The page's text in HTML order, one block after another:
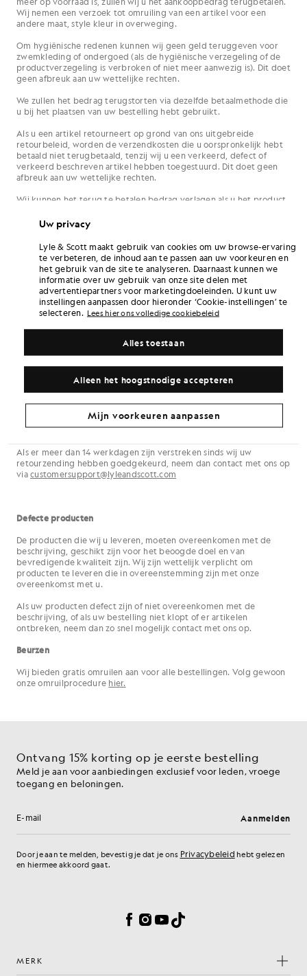
Wij nemen een verzoek tot omruiling van een artikel voor een
andere maat, style kleur in overweging.
Om hygiënische redenen kunnen wij geen geld teruggeven voor
zwemkleding of ondergoed (als de hygiënische verzegeling of de
productverzegeling is verbroken of niet meer aanwezig is). Dit doet
geen afbreuk aan uw wettelijke rechten.
We zullen het bedrag terugstorten via dezelfde betaalmethode die
u bij het plaatsen van uw bestelling hebt gebruikt.
Als u een artikel retourneert op grond van ons uitgebreide
retourbeleid, worden de verzendkosten die u oorspronkelijk hebt
betaald niet terugbetaald, tenzij wij u een verkeerd, defect of
verkeerd beschreven artikel hebben toegestuurd. Dit doet geen
afbreuk aan uw wettelijke rechten.
Wij kunnen het terug te betalen bedrag verlagen als u het product
verminderd, voor zover deze behandeling verder ging dan wat
nodig is om de aard, de eigenschappen en de werking van het
product vast te stellen. U bent verantwoordelijk voor de producten
zolang deze in uw bezit zijn.
Zodra we je retourzending hebben verwerkt, ontvang je hierover
een bericht per e-mail.
Om een retourzending in gang te zetten, gaat u naar ons
dezelink.
Zodra we je retourzending hebben ontvangen en gecontroleerd,
sturen we je een bericht om je te laten weten of de terugbetaling is
goedgekeurd. Als dit het geval is, wordt het bedrag binnen 14
betaalmethode. Houd er rekening mee dat het ook enige tijd kan
duren voordat je bank of creditcardmaatschappij de terugbetaling
heeft verwerkt en bijgeschreven.
Als er meer dan 14 werkdagen zijn verstreken sinds wij uw
retourzending hebben goedgekeurd, neem dan contact met ons op
viacustomersupport@lyleandscott.com
Defecte producten
De producten die wij u leveren, moeten overeenkomen met de
beschrijving, geschikt zijn voor het beoogde doel en van
bevredigende kwaliteit zijn. Wij zijn wettelijk verplicht om
producten te leveren die in overeenstemming zijn met onze
overeenkomst met u.
Als uw producten defect zijn of niet overeenkomen met de
beschrijving, of als uw bestelling niet klopt of er artikelen
ontbreken, neem dan zo snel mogelijk contact met ons op.
Beurzen
Wij bieden gratis omruilen aan voor alle bestellingen. Volg gewoon
onze omruilprocedure hier.
Ontvang 15% korting op je eerste bestelling
Meld je aan voor aanbiedingen exclusief voor leden, vroege
toegang en beloningen.
E-mailadres Aanmelden
Door je aan te melden, bevestig je dat je ons Privacybeleid hebt gelezen
en hiermee akkoord gaat.
Facebook
Instagram
YouTube
TikTok
MERK
Uw privacy
Lyle & Scott maakt gebruik van cookies om uw browse-ervaring
te verbeteren, de inhoud aan te passen aan uw voorkeuren en
het gebruik van de site te analyseren. Daarnaast kunnen we
informatie over uw gebruik van onze site delen met
advertentiepartners voor marketingdoeleinden. U kunt uw
instellingen aanpassen door hieronder ‘Cookie-instellingen’ te
selecteren.
Lees hier ons volledige cookiebeleid
Alleen het hoogstnodige accepteren
Alles toestaan
Mijn voorkeuren aanpassen